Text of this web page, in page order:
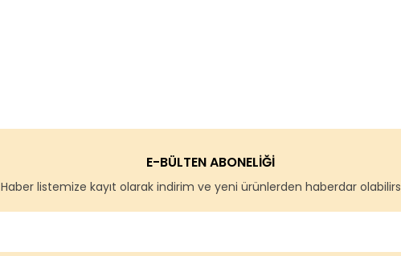
E-BÜLTEN ABONELİĞİ
Haber listemize kayıt olarak indirim ve yeni ürünlerden haberdar